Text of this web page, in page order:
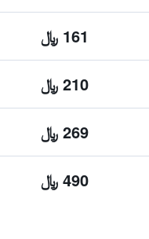
161 ﷼
210 ﷼
269 ﷼
490 ﷼